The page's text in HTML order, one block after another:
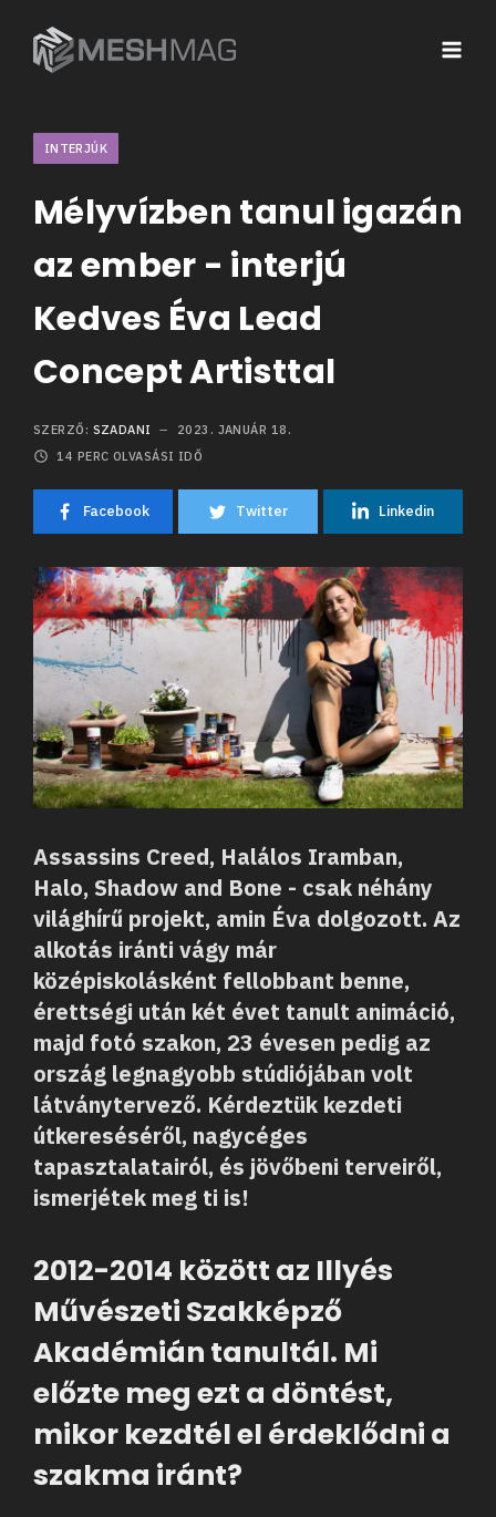
INTERJÚK
Mélyvízben tanul igazán
az ember - interjú
Kedves Éva Lead
Concept Artisttal
SZERZŐ: SZADANI
2023. JANUÁR 18.
14 PERC OLVASÁSI IDŐ
Facebook Twitter Linkedin
Assassins Creed, Halálos Iramban,
Halo, Shadow and Bone - csak néhány
világhírű projekt, amin Éva dolgozott. Az
alkotás iránti vágy már
középiskolásként fellobbant benne,
érettségi után két évet tanult animáció,
majd fotó szakon, 23 évesen pedig az
ország legnagyobb stúdiójában volt
látványtervező. Kérdeztük kezdeti
útkereséséről, nagycéges
tapasztalatairól, és jövőbeni terveiről,
ismerjétek meg ti is!
2012-2014 között az Illyés
Művészeti Szakképző
Akadémián tanultál. Mi
előzte meg ezt a döntést,
mikor kezdtél el érdeklődni a
szakma iránt?